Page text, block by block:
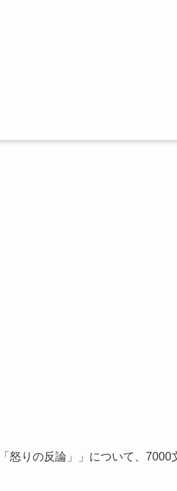
怒りの反論」」について、7000